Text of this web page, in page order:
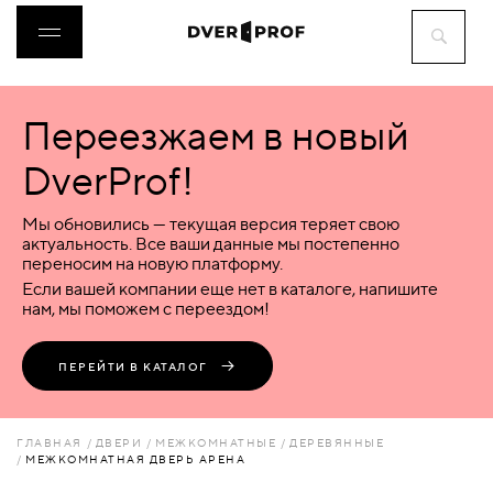
ДВЕРИ
ФУРНИТУРА
ВОРОТА
ПЕРЕГОРОДКИ
Переезжаем в новый
DverProf!
Мы обновились — текущая версия теряет свою
актуальность. Все ваши данные мы постепенно
переносим на новую платформу.
Если вашей компании еще нет в каталоге, напишите
нам, мы поможем с переездом!
ПЕРЕЙТИ В КАТАЛОГ
ГЛАВНАЯ ДВЕРИ МЕЖКОМНАТНЫЕ
ДЕРЕВЯННЫЕ
МЕЖКОМНАТНАЯ ДВЕРЬ АРЕНА